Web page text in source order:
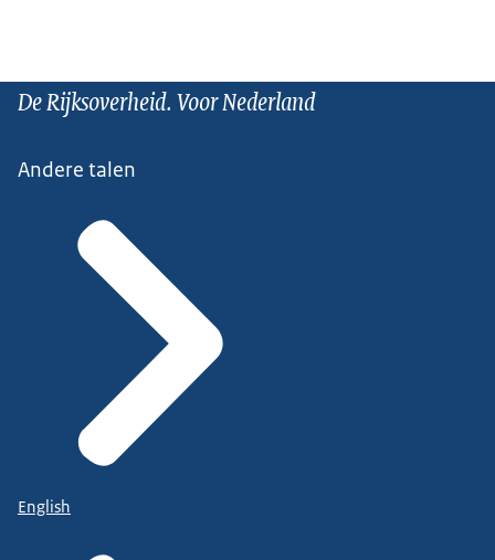
De Rijksoverheid. Voor Nederland
Andere talen
English